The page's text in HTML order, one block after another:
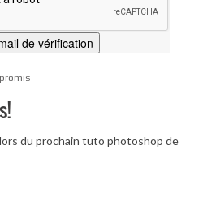
du prochain tuto photoshop de